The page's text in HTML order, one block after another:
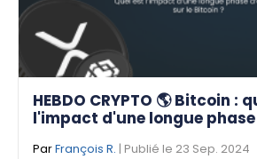
HEBDO CRYPTO 🌎 Bitcoin :
l'impact d'une longue
ParFrançois R. | Publié le 23 Sep. 2024